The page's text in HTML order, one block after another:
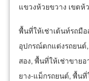
แขวงห้วยขวาง เขตห้
พื้นที่ให้เช่าเต้นท์รถมือ
อุปกรณ์ตกแต่งรถยนต์
สอง, พื้นที่ให้เช่าขาย
ยาง-แม็กรถยนต์, พื้น